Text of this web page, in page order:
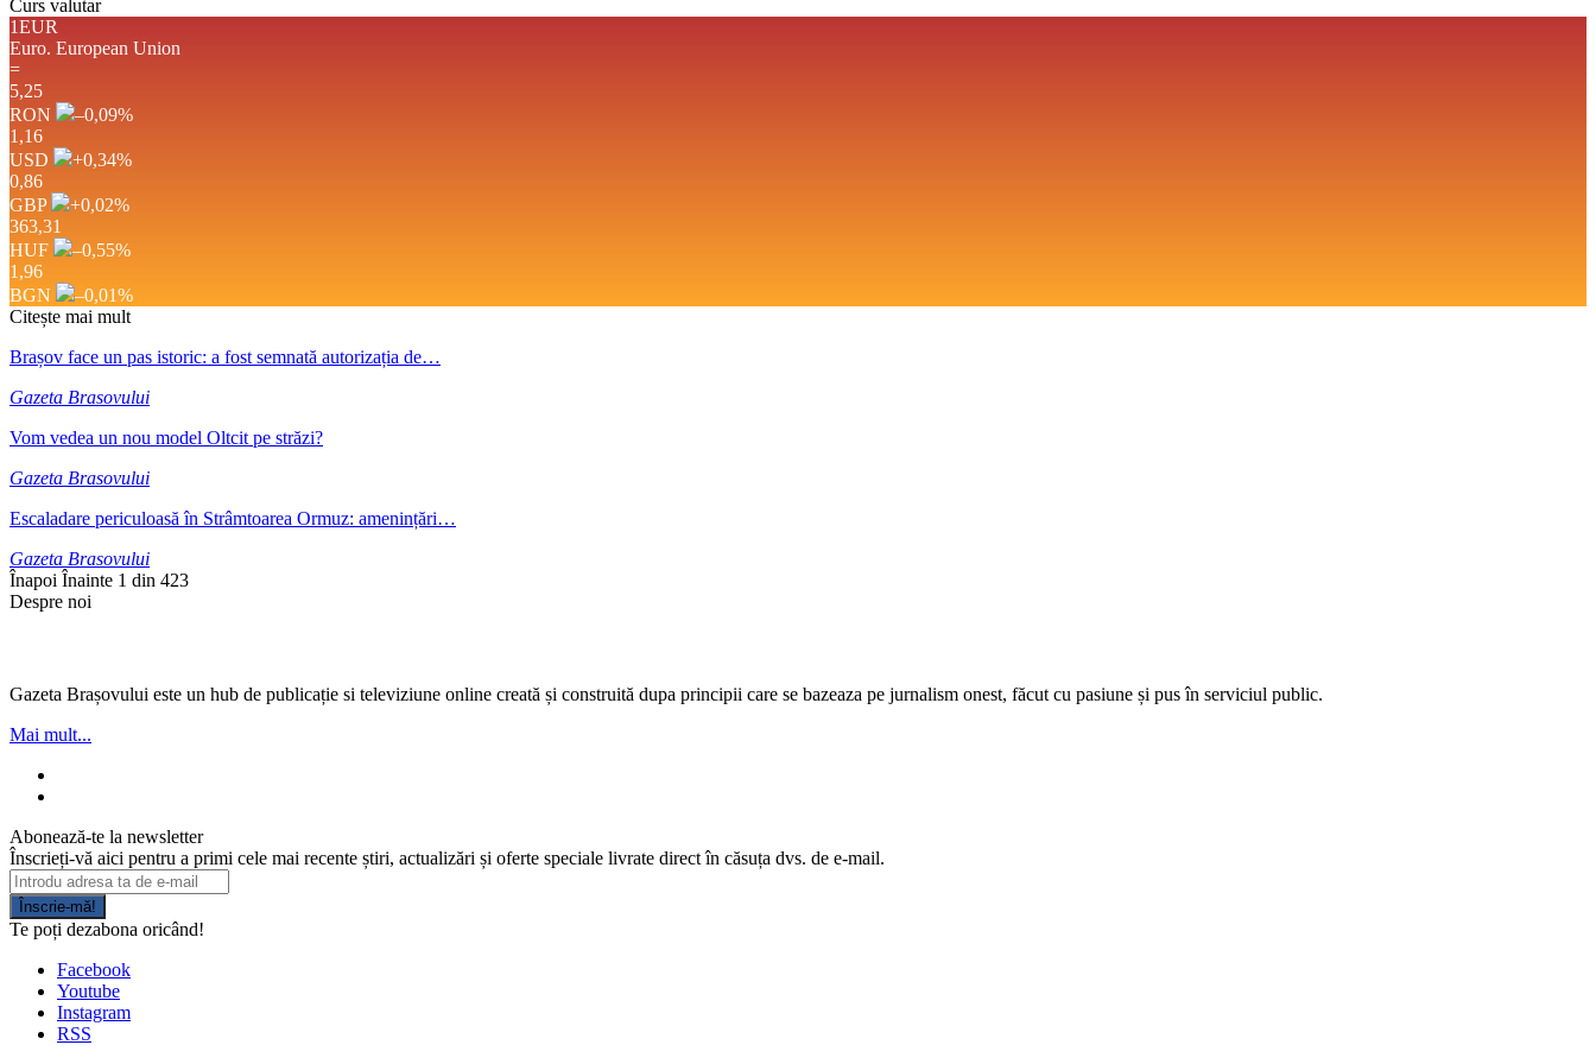
Curs valutar
1EUR
Euro. European Union
=
5,25
RON
–0,09%
1,16
USD
+0,34%
0,86
GBP
+0,02%
363,31
HUF
–0,55%
1,96
BGN
–0,01%
Citește mai mult
Brașov face un pas istoric: a fost semnată autorizația de…
Gazeta Brasovului
Vom vedea un nou model Oltcit pe străzi?
Gazeta Brasovului
Escaladare periculoasă în Strâmtoarea Ormuz: amenințări…
Gazeta Brasovului
Înapoi Înainte 1 din 423
Despre noi
Gazeta Brașovului este un hub de publicație si televiziune online creată și construită dupa principii care se bazeaza pe jurnalism onest, făcut cu pasiune și pus în serviciul public.
Mai mult...
Abonează-te la newsletter
Înscrieți-vă aici pentru a primi cele mai recente știri, actualizări și oferte speciale livrate direct în căsuța dvs. de e-mail.
Înscrie-mă!
Te poți dezabona oricând!
Facebook
Youtube
Instagram
RSS